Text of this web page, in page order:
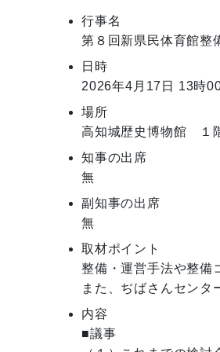
行事名
第８回新県民体育館整
日時
2026年4月17日
13時
場所
高知城歴史博物館 １
知事の出席
無
副知事の出席
無
取材ポイント
整備・運営手法や整備
また、ぢばさんセンタ
内容
■議事